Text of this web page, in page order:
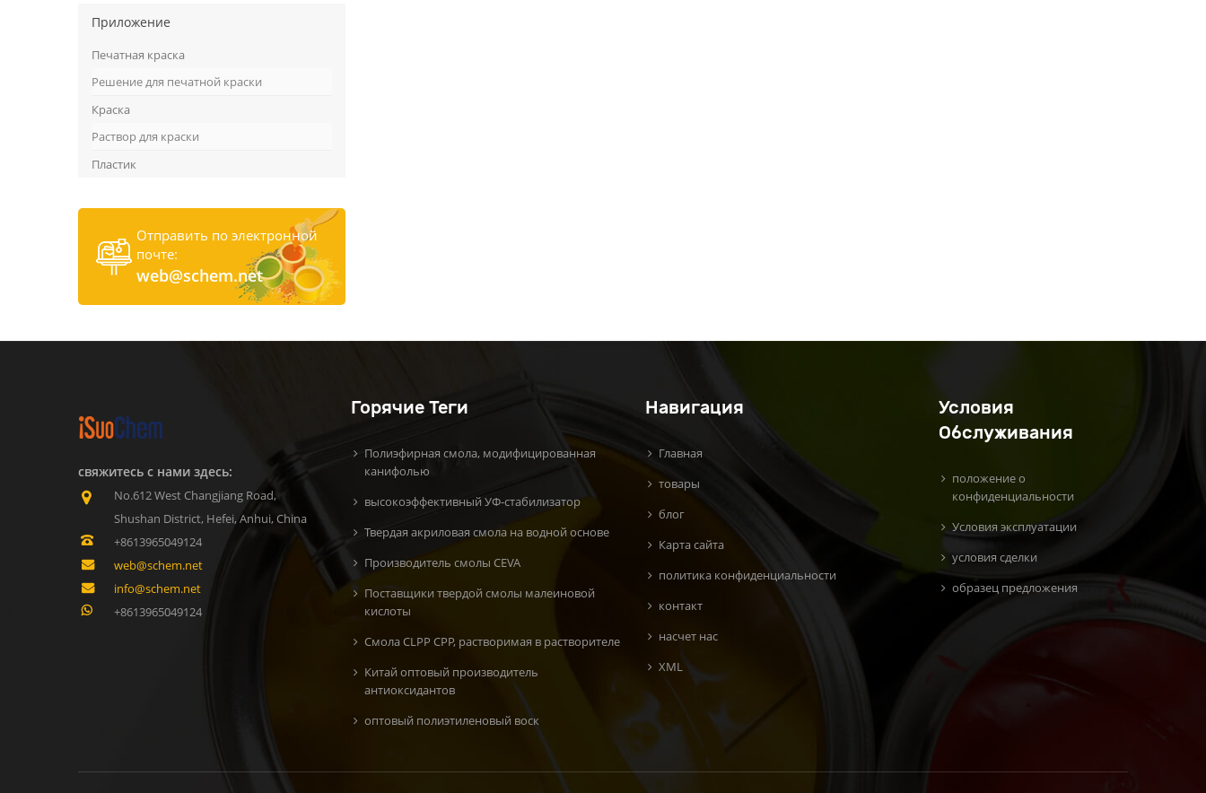
Приложение
Печатная краска
Решение для печатной краски
Краска
Раствор для краски
Пластик
Отправить по электронной
почте:
web@schem.net
свяжитесь с нами здесь:
No.612 West Changjiang Road,
Shushan District, Hefei, Anhui, China
+8613965049124
web@schem.net
info@schem.net
+8613965049124
Горячие Теги
Полиэфирная смола, модифицированная
канифолью
высокоэффективный УФ-стабилизатор
Твердая акриловая смола на водной основе
Производитель смолы CEVA
Поставщики твердой смолы малеиновой
кислоты
Смола CLPP CPP, растворимая в растворителе
Китай оптовый производитель
антиоксидантов
oптовый полиэтиленовый воск
Навигация
Главная
товары
блог
Карта сайта
политика конфиденциальности
контакт
насчет нас
XML
Условия
Обслуживания
положение о
конфиденциальности
Условия эксплуатации
условия сделки
образец предложения